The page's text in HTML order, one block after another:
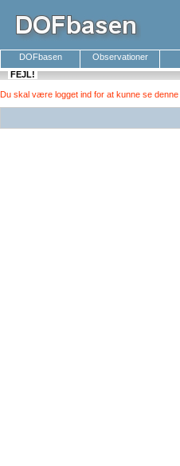
DOFbasen Observationer
FEJL!
Du skal være logget ind for at kunne se denne